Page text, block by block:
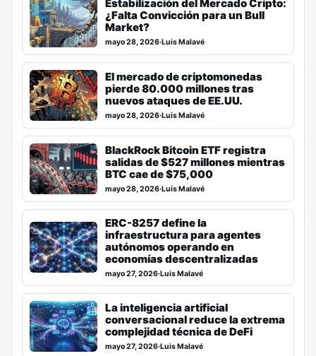
Estabilización del Mercado Cripto:
¿Falta Convicción para un Bull
Market?
mayo 28, 2026·Luis Malavé
El mercado de criptomonedas
pierde 80.000 millones tras
nuevos ataques de EE.UU.
mayo 28, 2026·Luis Malavé
BlackRock Bitcoin ETF registra
salidas de $527 millones mientras
BTC cae de $75,000
mayo 28, 2026·Luis Malavé
ERC-8257 define la
infraestructura para agentes
autónomos operando en
economías descentralizadas
mayo 27, 2026·Luis Malavé
La inteligencia artificial
conversacional reduce la extrema
complejidad técnica de DeFi
mayo 27, 2026·Luis Malavé